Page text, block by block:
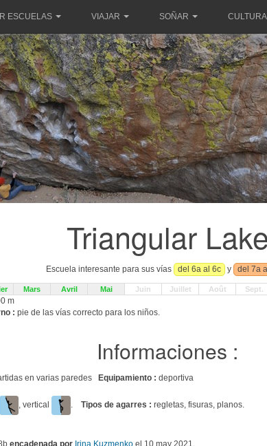
ESCUELAS VIAJAR SOÑAR
Triangular Lake
Escuela interesante para sus vías del 6a al 6c y del 7a
Mars Avril Mai Juin Juillet Août Sept.
m
: pie de las vías correcto para los niños.
Informaciones :
en varias paredes Equipamiento : deportiva
, vertical . Tipos de agarres : regletas, fisuras, planos.
encadenada por Irina Kuzmenko el 10 may 2021.